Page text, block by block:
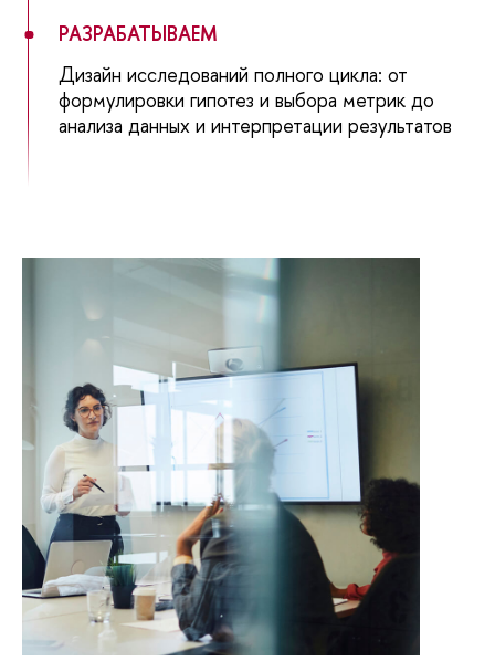
РАЗРАБАТЫВАЕМ
Дизайн исследований полного цикла: от
формулировки гипотез и выбора метрик до
анализа данных и интерпретации результатов